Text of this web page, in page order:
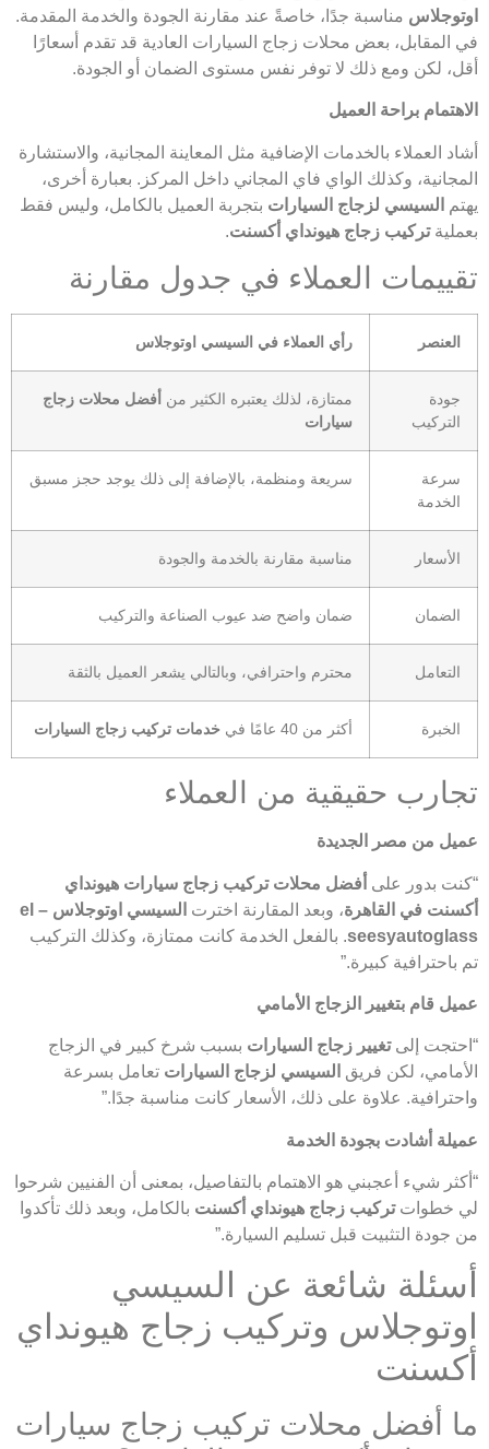
اوتوجلاس مناسبة جدًا، خاصةً عند مقارنة الجودة والخدمة المقدمة.
في المقابل، بعض محلات زجاج السيارات العادية قد تقدم أسعارًا
أقل، لكن ومع ذلك لا توفر نفس مستوى الضمان أو الجودة.
الاهتمام براحة العميل
أشاد العملاء بالخدمات الإضافية مثل المعاينة المجانية، والاستشارة
المجانية، وكذلك الواي فاي المجاني داخل المركز. بعبارة أخرى،
يهتم
السيسي لزجاج السيارات بتجربة العميل بالكامل، وليس فقط
بعمليةتركيب زجاج هيونداي أكسنت.
تقييمات العملاء في جدول مقارنة
العنصر رأي العملاء في السيسي اوتوجلاس
جودة
التركيب
ممتازة، لذلك يعتبره الكثير من أفضل محلات زجاج
سيارات
سرعة
الخدمة
سريعة ومنظمة، بالإضافة إلى ذلك يوجد حجز مسبق
الأسعار مناسبة مقارنة بالخدمة والجودة
الضمان ضمان واضح ضد عيوب الصناعة والتركيب
التعامل محترم واحترافي، وبالتالي يشعر العميل بالثقة
الخبرة أكثر من 40 عامًا في خدمات تركيب زجاج السيارات
تجارب حقيقية من العملاء
عميل من مصر الجديدة
“كنت بدور على أفضل محلات تركيب زجاج سيارات هيونداي
أكسنت في القاهرة، وبعد المقارنة اخترت
السيسي اوتوجلاس – el
seesyautoglass. بالفعل الخدمة كانت ممتازة، وكذلك التركيب
تم باحترافية كبيرة.”
عميل قام بتغيير الزجاج الأمامي
“احتجت إلىتغيير زجاج السيارات بسبب شرخ كبير في الزجاج
الأمامي، لكن فريق السيسي لزجاج السيارات تعامل بسرعة
واحترافية. علاوة على ذلك، الأسعار كانت مناسبة جدًا.”
عميلة أشادت بجودة الخدمة
“أكثر شيء أعجبني هو الاهتمام بالتفاصيل، بمعنى أن الفنيين شرحوا
لي خطواتتركيب زجاج هيونداي أكسنت بالكامل، وبعد ذلك تأكدوا
من جودة التثبيت قبل تسليم السيارة.”
أسئلة شائعة عن السيسي
اوتوجلاس وتركيب زجاج هيونداي
أكسنت
ما أفضل محلات تركيب زجاج سيارات